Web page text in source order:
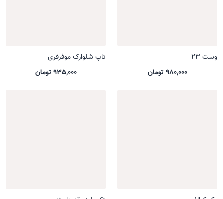
وست 23
980,000 تومان
تاپ شلوارک موفرفری
935,000 تومان